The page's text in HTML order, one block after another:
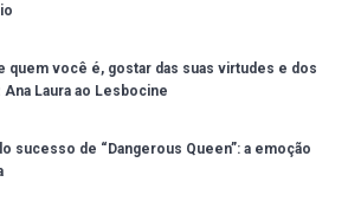
quem você é, gostar das suas virtudes e dos
Laura ao Lesbocine
sucesso de “Dangerous Queen”: a emoção